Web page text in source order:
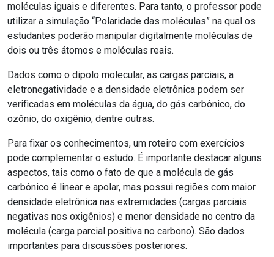
moléculas iguais e diferentes. Para tanto, o professor pode
utilizar a simulação “Polaridade das moléculas” na qual os
estudantes poderão manipular digitalmente moléculas de
dois ou três átomos e moléculas reais.
Dados como o dipolo molecular, as cargas parciais, a
eletronegatividade e a densidade eletrônica podem ser
verificadas em moléculas da água, do gás carbônico, do
ozônio, do oxigênio, dentre outras.
Para fixar os conhecimentos, um roteiro com exercícios
pode complementar o estudo. É importante destacar alguns
aspectos, tais como o fato de que a molécula de gás
carbônico é linear e apolar, mas possui regiões com maior
densidade eletrônica nas extremidades (cargas parciais
negativas nos oxigênios) e menor densidade no centro da
molécula (carga parcial positiva no carbono). São dados
importantes para discussões posteriores.